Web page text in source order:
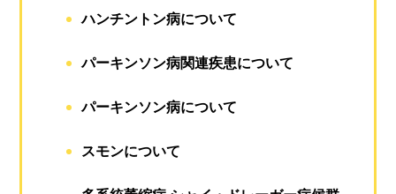
ハンチントン病について
パーキンソン病関連疾患について
パーキンソン病について
スモンについて